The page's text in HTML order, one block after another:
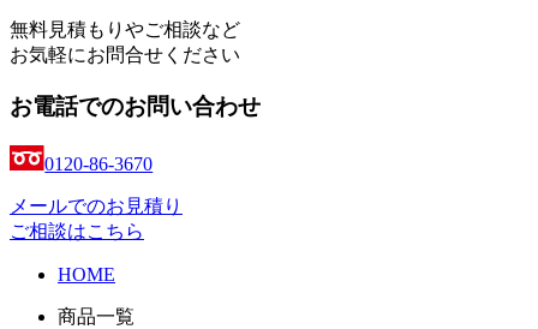
無料見積もりやご相談など
お気軽にお問合せください
お電話でのお問い合わせ
0120-86-3670
メールでのお見積り
ご相談はこちら
HOME
商品一覧